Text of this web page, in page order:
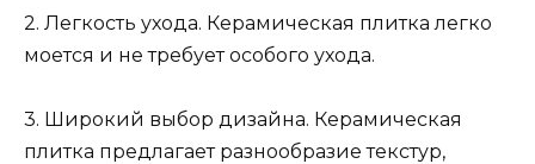
2. Легкость ухода. Керамическая плитка легко
моется и не требует особого ухода.
3. Широкий выбор дизайна. Керамическая
плитка предлагает разнообразие текстур,